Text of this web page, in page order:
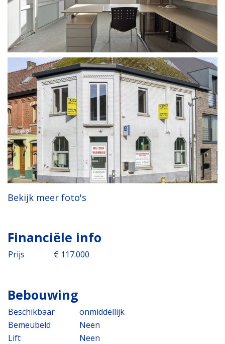
Bekijk meer foto's
Financiële info
Prijs € 117.000
Bebouwing
Beschikbaar
onmiddellijk
Bemeubeld
Neen
Lift
Neen